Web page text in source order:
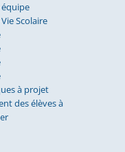
Scolaire
à projet
des élèves à